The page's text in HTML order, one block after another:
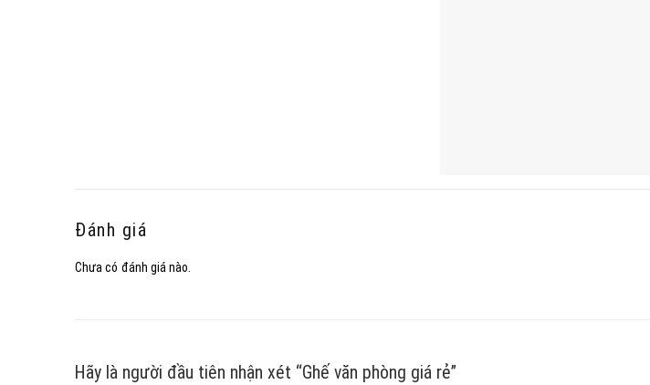
Đánh giá
Chưa có đánh giá nào.
Hãy là người đầu tiên nhận xét “Ghế văn phòng giá rẻ”